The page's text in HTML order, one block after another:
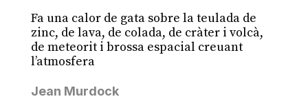
Fa una calor de gata sobre la teulada de
zinc, de lava, de colada, de cràter i volcà,
de meteorit i brossa espacial creuant
l’atmosfera
Jean Murdock